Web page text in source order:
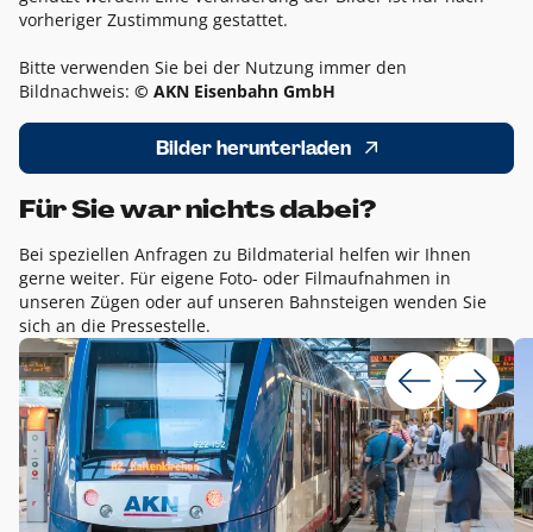
vorheriger Zustimmung gestattet.
Bitte verwenden Sie bei der Nutzung immer den
Bildnachweis: © AKN Eisenbahn GmbH
Bilder herunterladen
Für Sie war nichts dabei?
Bei speziellen Anfragen zu Bildmaterial helfen wir Ihnen
gerne weiter. Für eigene Foto- oder Filmaufnahmen in
unseren Zügen oder auf unseren Bahnsteigen wenden Sie
sich an die Pressestelle.